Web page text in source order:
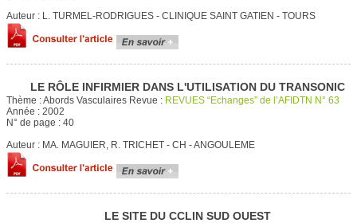
Auteur : L. TURMEL-RODRIGUES - CLINIQUE SAINT GATIEN - TOURS
LE RÔLE INFIRMIER DANS L'UTILISATION DU TRANSONIC
Thème :Abords Vasculaires Revue : REVUES “Echanges” de l’AFIDTN N° 63
Année : 2002
N° de page : 40
Auteur : MA. MAGUIER, R. TRICHET - CH - ANGOULEME
LE SITE DU CCLIN SUD OUEST